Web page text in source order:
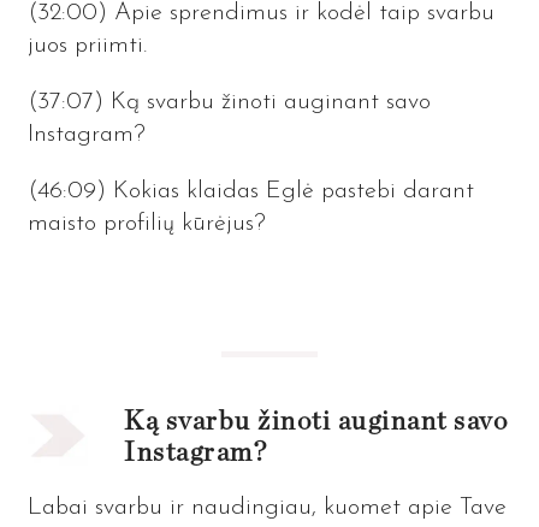
(32:00) Apie sprendimus ir kodėl taip svarbu
juos priimti.
(37:07) Ką svarbu žinoti auginant savo
Instagram?
(46:09) Kokias klaidas Eglė pastebi darant
maisto profilių kūrėjus?
Ką svarbu žinoti auginant savo
Instagram?
Labai svarbu ir naudingiau, kuomet apie Tave